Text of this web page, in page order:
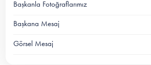
Başkanla Fotoğraflarımız
Başkana Mesaj
Görsel Mesaj